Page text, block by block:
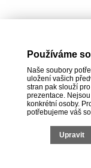
Používáme
Naše soubory
uložení vašich
stran pak slouží
prezentace.
konkrétní osoby.
potřebujeme váš
Upravit